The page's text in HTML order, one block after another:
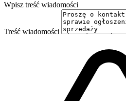
Wpisz treść wiadomości
Treść wiadomości